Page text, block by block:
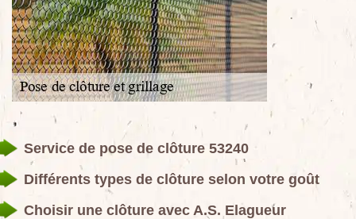
Service de pose de clôture 53240
Différents types de clôture selon votre goût
Choisir une clôture avec A.S. Elagueur